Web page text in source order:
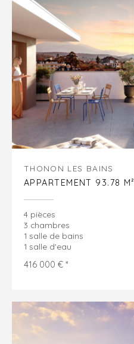
THONON LES BAINS
APPARTEMENT 93.78 M²
4 pièces
3 chambres
1 salle de bains
1 salle d'eau
416 000 € *